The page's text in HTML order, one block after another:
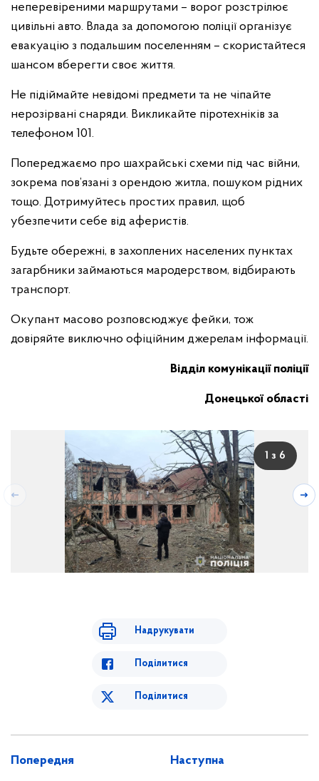
неперевіреними маршрутами – ворог розстрілює
цивільні авто. Влада за допомогою поліції організує
евакуацію з подальшим поселенням – скористайтеся
шансом вберегти своє життя.
Не підіймайте невідомі предмети та не чіпайте
нерозірвані снаряди. Викликайте піротехніків за
телефоном 101.
Попереджаємо про шахрайські схеми під час війни,
зокрема пов’язані з орендою житла, пошуком рідних
тощо. Дотримуйтесь простих правил, щоб
убезпечити себе від аферистів.
Будьте обережні, в захоплених населених пунктах
загарбники займаються мародерством, відбирають
транспорт.
Окупант масово розповсюджує фейки, тож
довіряйте виключно офіційним джерелам інформації.
Відділ комунікації поліції
Донецької області
1 з 6
Надрукувати
Поділитися
Поділитися
Попередня Наступна